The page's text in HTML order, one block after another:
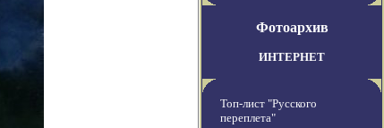
Фотоархив
ИНТЕРНЕТ
Топ-лист "Русского
переплета"